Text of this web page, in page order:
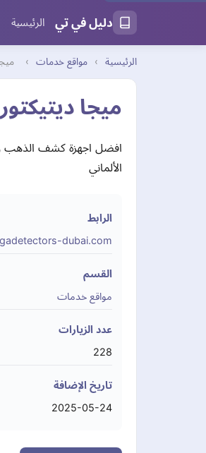
دليل في تي الرئيسية
الرئيسية › مواقع خدمات ›
ميجا
افضل اجهزة كشف الذهب و
الألماني
الرابط
dubai.com
القسم
مواقع خدمات
عدد الزيارات
228
تاريخ الإضافة
2025-05-24